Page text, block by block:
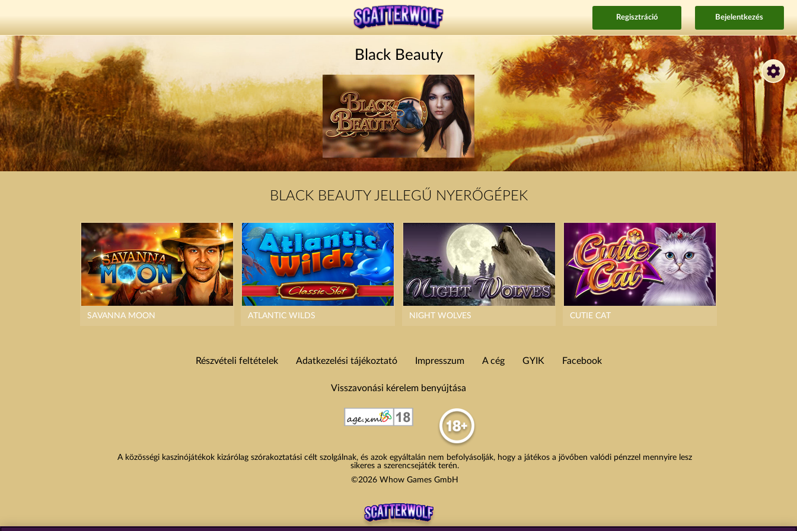
Regisztráció Bejelentkezés
Black Beauty
BLACK BEAUTY JELLEGŰ NYERŐGÉPEK
SAVANNA MOON ATLANTIC WILDS NIGHT WOLVES CUTIE CAT
Részvételi feltételek Adatkezelési tájékoztató Impresszum A cég GYIK Facebook
Visszavonási kérelem benyújtása
A közösségi kaszinójátékok kizárólag szórakoztatási célt szolgálnak, és azok egyáltalán nem befolyásolják, hogy a játékos a jövőben valódi pénzzel mennyire lesz
sikeres a szerencsejáték terén.
©2026 Whow Games GmbH